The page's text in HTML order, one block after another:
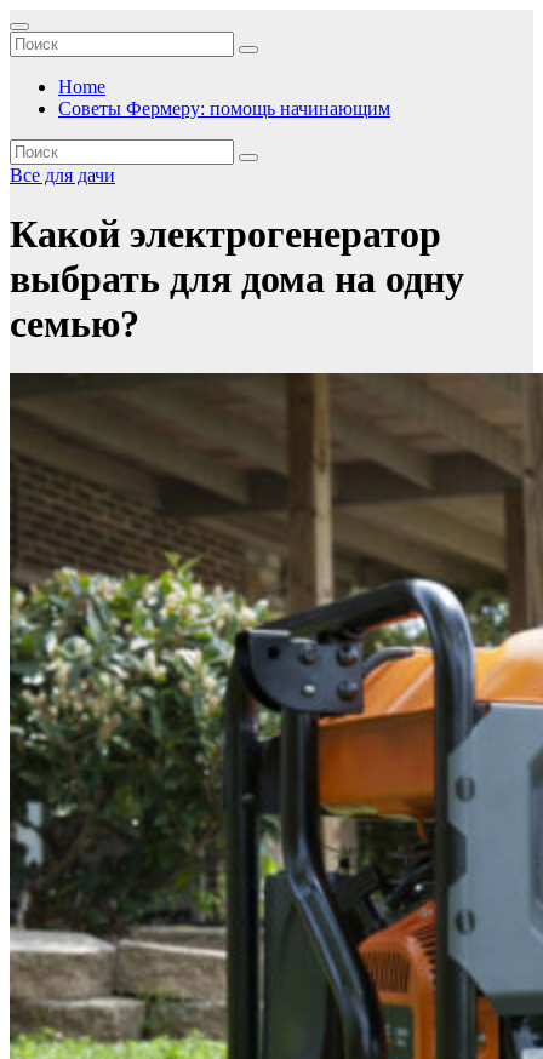
Перейти
к
содержимому
Home
Советы Фермеру: помощь начинающим
Все для дачи
Какой электрогенератор
выбрать для дома на одну
семью?